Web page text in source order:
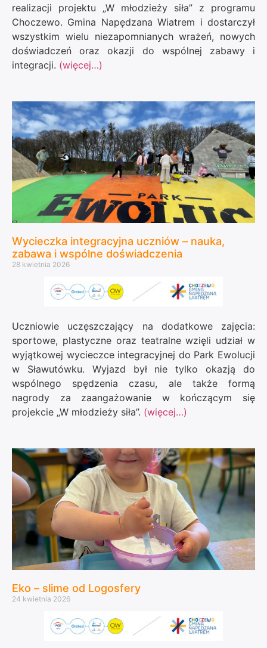
realizacji projektu „W młodzieży siła” z programu
Choczewo. Gmina Napędzana Wiatrem i dostarczył
wszystkim wielu niezapomnianych wrażeń, nowych
doświadczeń oraz okazji do wspólnej zabawy i
integracji. (więcej…)
Wycieczka integracyjna uczniów – nauka,
zabawa i wspólne doświadczenia
28 kwietnia 2026
Uczniowie uczęszczający na dodatkowe zajęcia:
sportowe, plastyczne oraz teatralne wzięli udział w
wyjątkowej wycieczce integracyjnej do Park Ewolucji
w Sławutówku. Wyjazd był nie tylko okazją do
wspólnego spędzenia czasu, ale także formą
nagrody za zaangażowanie w kończącym się
projekcie „W młodzieży siła”. (więcej…)
Eko – slime od Logosfery
24 kwietnia 2026